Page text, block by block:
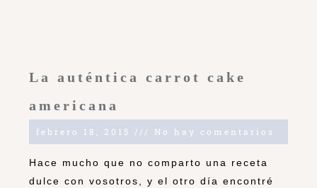
La auténtica carrot cake
americana
febrero 18, 2015 No hay comentarios
Hace mucho que no comparto una receta
dulce con vosotros, y el otro día encontré